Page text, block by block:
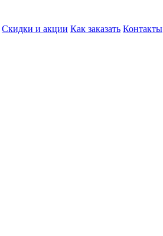
Скидки и акции Как заказать Контакты